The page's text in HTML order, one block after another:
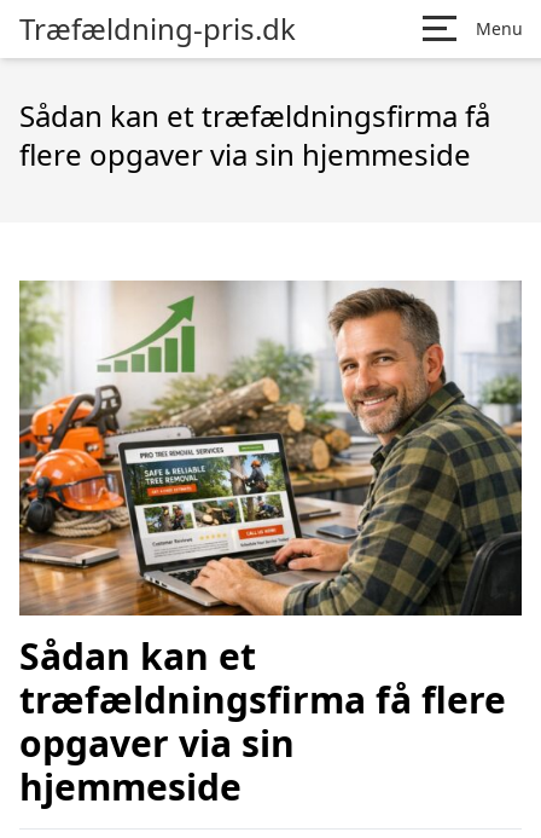
Træfældning-pris.dk Menu
Sådan kan et træfældningsfirma få
flere opgaver via sin hjemmeside
Sådan kan et
træfældningsfirma få flere
opgaver via sin
hjemmeside